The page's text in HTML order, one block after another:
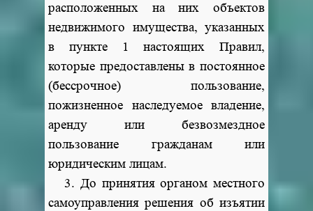
расположенных на них объектов
недвижимого имущества, указанных
в пункте 1 настоящих Правил,
которые предоставлены в постоянное
(бессрочное) пользование,
пожизненное наследуемое владение,
аренду или безвозмездное
пользование гражданам или
юридическим лицам.
3. До принятия органом местного
самоуправления решения об изъятии